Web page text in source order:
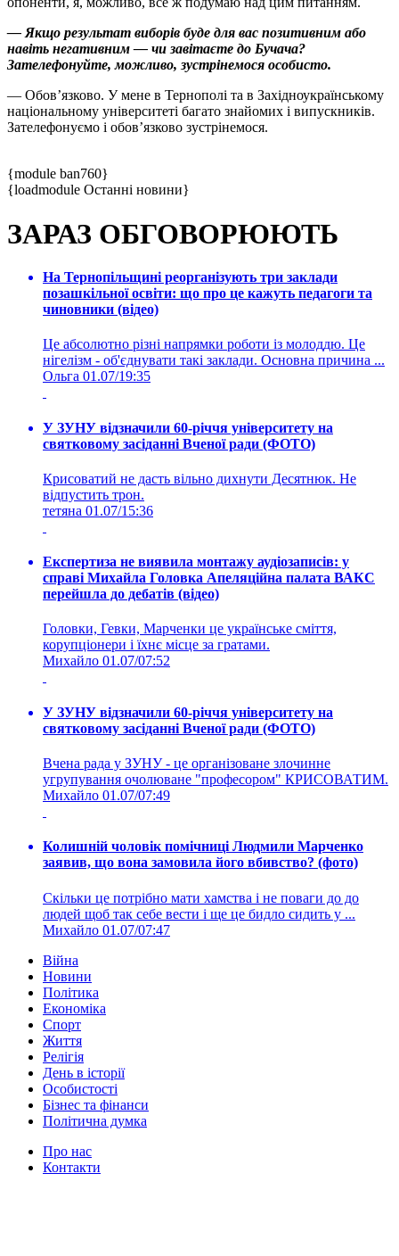
— Якщо результат виборів буде для вас позитивним або
навіть негативним — чи завітаєте до Бучача?
Зателефонуйте, можливо, зустрінемося особисто.
— Обов’язково. У мене в Тернополі та в Західноукраїнському
національному університеті багато знайомих і випускників.
Зателефонуємо і обов’язково зустрінемося.
{module ban760}
{loadmodule Останні новини}
ЗАРАЗ ОБГОВОРЮЮТЬ
На Тернопільщині реорганізують три заклади
позашкільної освіти: що про це кажуть педагоги та
чиновники (відео)
Це абсолютно різні напрямки роботи із молоддю. Це
нігелізм - об'єднувати такі заклади. Основна причина ...
Ольга 01.07/19:35
У ЗУНУ відзначили 60-річчя університету на
святковому засіданні Вченої ради (ФОТО)
Крисоватий не дасть вільно дихнути Десятнюк. Не
відпустить трон.
тетяна 01.07/15:36
Експертиза не виявила монтажу аудіозаписів: у
справі Михайла Головка Апеляційна палата ВАКС
перейшла до дебатів (відео)
Головки, Гевки, Марченки це українське сміття,
корупціонери і їхнє місце за гратами.
Михайло 01.07/07:52
У ЗУНУ відзначили 60-річчя університету на
святковому засіданні Вченої ради (ФОТО)
Вчена рада у ЗУНУ - це організоване злочинне
угрупування очолюване "професором" КРИСОВАТИМ.
Михайло 01.07/07:49
Колишній чоловік помічниці Людмили Марченко
заявив, що вона замовила його вбивство? (фото)
Скільки це потрібно мати хамства і не поваги до до
людей щоб так себе вести і ще це бидло сидить у ...
Михайло 01.07/07:47
Війна
Новини
Політика
Економіка
Спорт
Життя
Релігія
День в історії
Особистості
Бізнес та фінанси
Політична думка
Про нас
Контакти